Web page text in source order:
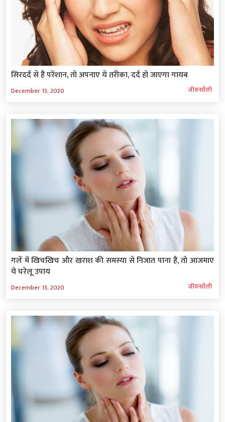
सिरदर्द से हैं परेंशान, तो अपनाए ये तरीका, दर्द हो जाएगा गायब
December 13, 2020 जीवनशैली
गलें में खिचखिच और खराश की समस्‍या से निजात पाना हैं, तो आजमाए
ये घरेलू उपाय
December 13, 2020 जीवनशैली